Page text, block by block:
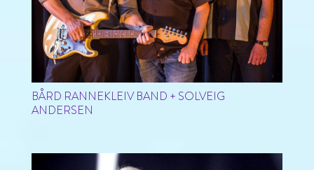
BÅRD RANNEKLEIV BAND + SOLVEIG
ANDERSEN